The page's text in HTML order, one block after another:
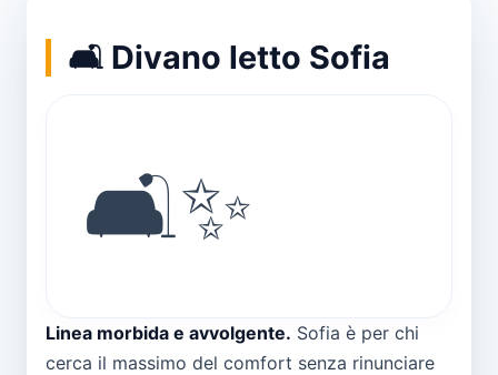
🛋️ Divano letto Sofia
🛋️✨
Linea morbida e avvolgente. Sofia è per chi
cerca il massimo del comfort senza rinunciare